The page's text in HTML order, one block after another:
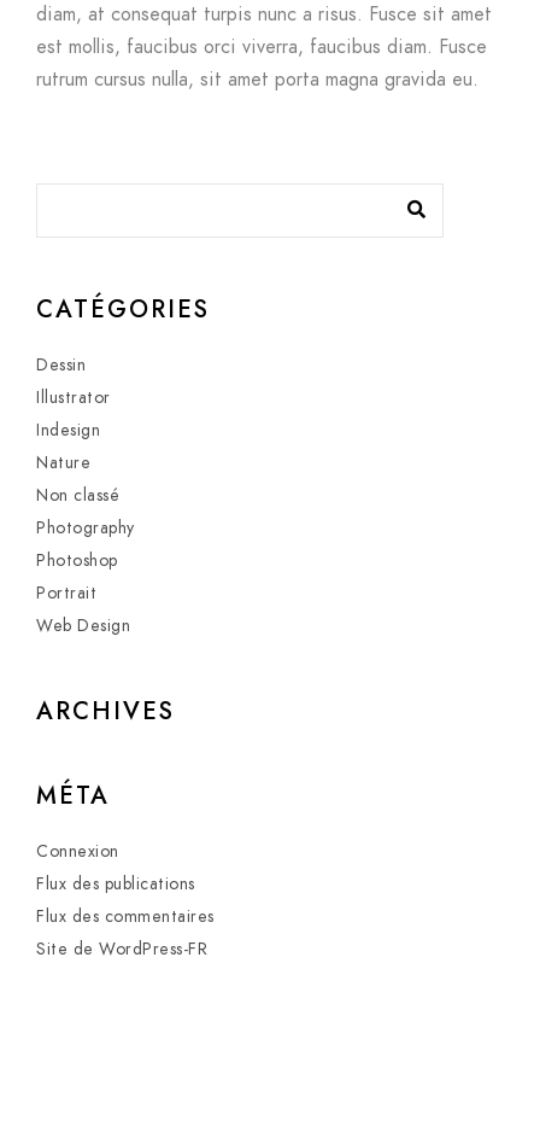
diam, at consequat turpis nunc a risus. Fusce sit amet
est mollis, faucibus orci viverra, faucibus diam. Fusce
rutrum cursus nulla, sit amet porta magna gravida eu.
CATÉGORIES
Dessin
Illustrator
Indesign
Nature
Non classé
Photography
Photoshop
Portrait
Web Design
ARCHIVES
MÉTA
Connexion
Flux des publications
Flux des commentaires
Site de WordPress-FR